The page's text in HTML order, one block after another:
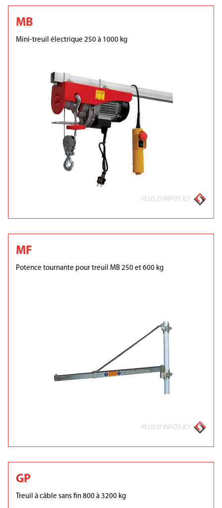
MB
Mini-treuil électrique 250 à 1000 kg
PLUS D'INFOS ICI
MF
Potence tournante pour treuil MB 250 et 600 kg
PLUS D'INFOS ICI
GP
Treuil à câble sans fin 800 à 3200 kg